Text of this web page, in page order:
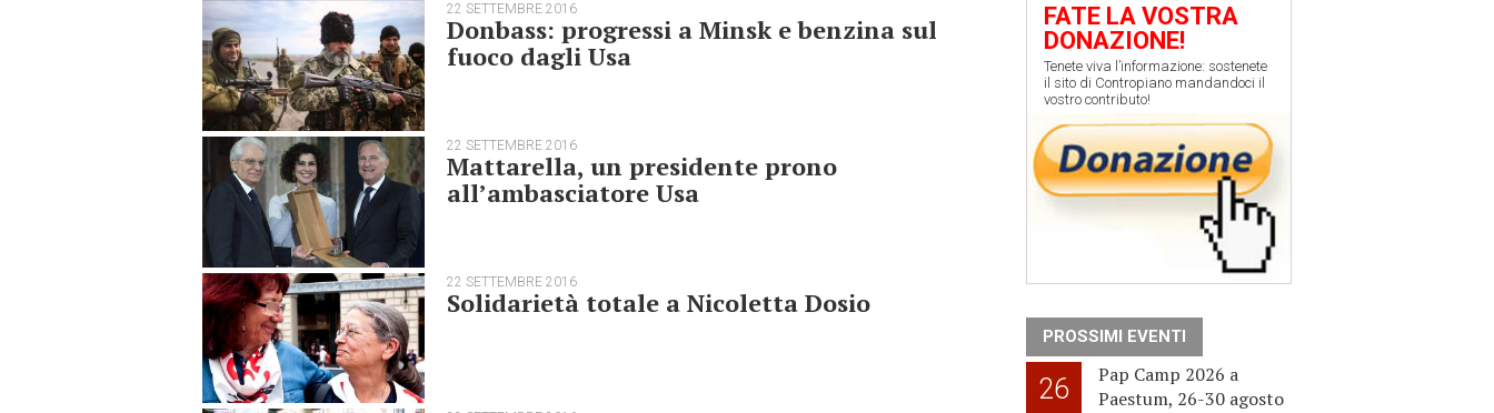
22 SETTEMBRE 2016
Donbass: progressi a Minsk e benzina sul
fuoco dagli Usa
22 SETTEMBRE 2016
Mattarella, un presidente prono
all’ambasciatore Usa
22 SETTEMBRE 2016
Solidarietà totale a Nicoletta Dosio
FATE LA VOSTRA
DONAZIONE!
Tenete viva l’informazione: sostenete
il sito di Contropiano mandandoci il
vostro contributo!
PROSSIMI EVENTI
26
Pap Camp 2026 a
Paestum, 26-30 agosto